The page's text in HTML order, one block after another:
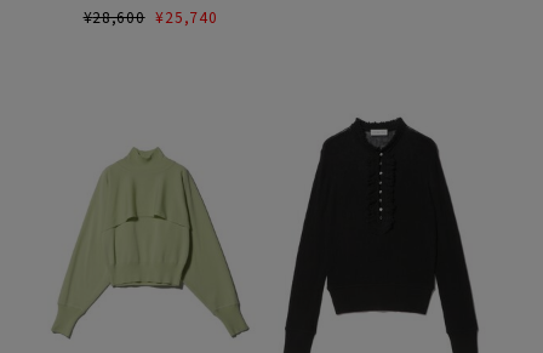
¥28,600 ¥25,740